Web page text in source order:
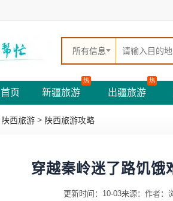
所有信息
首页 新疆旅游
热
出疆旅游
热
陕西旅游 > 陕西旅游攻略
穿越秦岭迷了路饥饿
更新时间：10-03来源： 作者：